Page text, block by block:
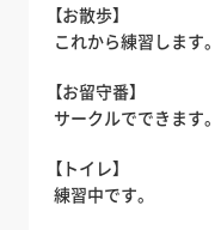
【お散歩】
これから練習します。
【お留守番】
サークルでできます。
【トイレ】
練習中です。